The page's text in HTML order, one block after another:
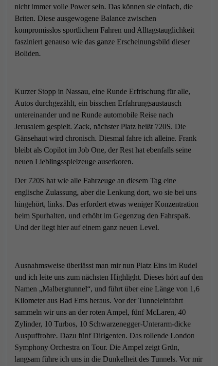
nicht immer volle Power sein. Das können sie einfach, die
Briten. Diese ausgewogene Balance zwischen
kompromisslos sportlichem Fahren und Alltagstauglichkeit
fasziniert genauso wie das ganze Erscheinungsbild dieser
Boliden.
Kurzer Stopp in Nassau, eine Runde Erfrischung für alle,
Autos durchgezählt, ein bisschen Erfahrungsaustausch
untereinander und ne Runde automobile Reise nach
Jerusalem gespielt. Zack, nächster Platz heißt 720S. Die
Gänsehaut wird chronisch. Diesmal fahre ich alleine. Frank
bleibt als Copilot im Job One, der Rest hat ebenfalls seine
neuen Lieblingsspielzeuge auserkoren.
Der 720S hat wie alle Fahrzeuge an diesem Tag eine
englische Zulassung, aber die Lenkung dort, wo sie bei uns
hingehört, links. Das erfordert etwas weniger Konzentration
beim Spurhalten, und erhöht im Gegenzug den Fahrspaß.
Und der liegt hier auf einem ganz neuen Level.
Ausnahmsweise überlässt man mir nun Platz Eins im Rudel
und ich leite uns zum nächsten Highlight. Dieses hört auf den
Namen „Malbergtunnel“, und führt über eine Länge von 1,6
Kilometer aus Bad Ems heraus. Vor der Tunneleinfahrt
sammeln wir uns an der roten Ampel, fünf McLaren, 40
Zylinder, 10 Turbos, 10 Schwarzenegger-Unterarm-dicke
Auspuffrohre. Dazu fünf Dirigenten. Das rollende London
Symphony Orchestra on Tour. Die Ampel zeigt Grün,
langsam führe ich uns in die Dunkelheit des Tunnels. Vor mir